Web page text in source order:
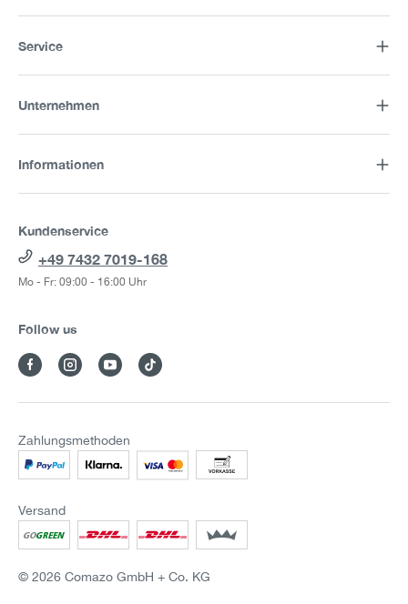
Service
Unternehmen
Informationen
Kundenservice
+49 7432 7019-168
Mo - Fr: 09:00 - 16:00 Uhr
Follow us
Zahlungsmethoden
Versand
© 2026 Comazo GmbH + Co. KG